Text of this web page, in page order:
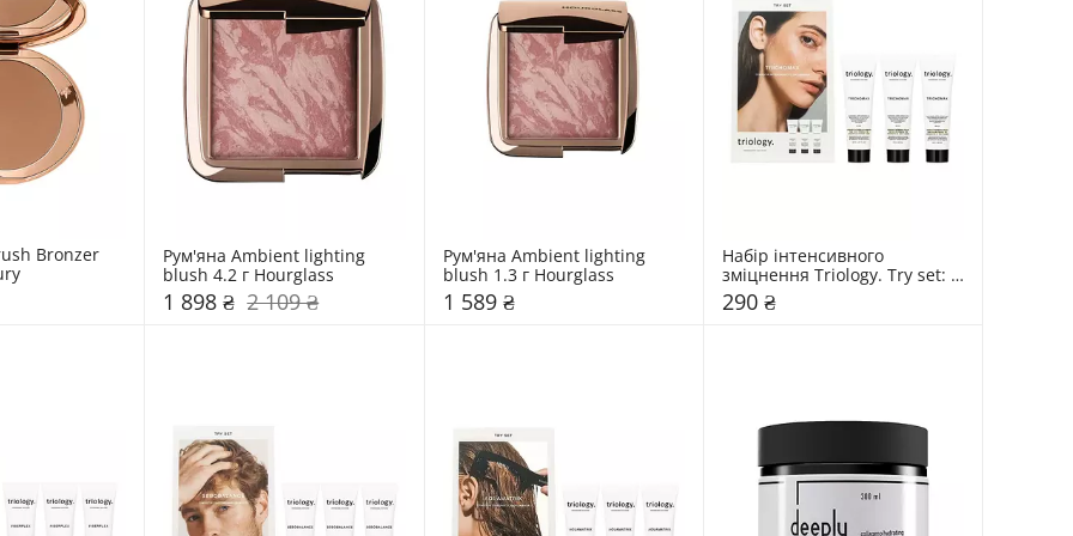
Bronzer
Рум'яна Ambient lighting
blush 4.2 г Hourglass
1 898 ₴ 2 109 ₴
Рум'яна Ambient lighting
blush 1.3 г Hourglass
1 589 ₴
Набір інтенсивного
зміцнення Triology. Try set:
Trichomax
290 ₴